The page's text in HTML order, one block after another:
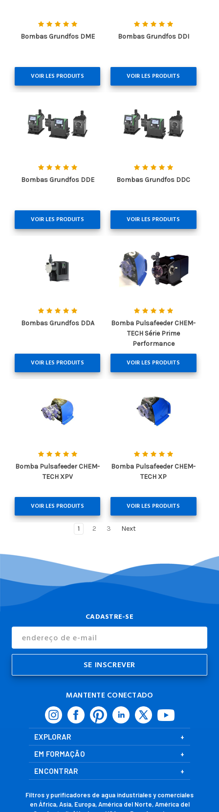
Bombas Grundfos DME
VOIR LES PRODUITS
Bombas Grundfos DDI
VOIR LES PRODUITS
Bombas Grundfos DDE
VOIR LES PRODUITS
Bombas Grundfos DDC
VOIR LES PRODUITS
Bombas Grundfos DDA
VOIR LES PRODUITS
Bomba Pulsafeeder CHEM-
TECH Série Prime
Performance
VOIR LES PRODUITS
Bomba Pulsafeeder CHEM-
TECH XPV
VOIR LES PRODUITS
Bomba Pulsafeeder CHEM-
TECH XP
VOIR LES PRODUITS
1 2 3 Next
CADASTRE-SE
E-
MANTENTE CONECTADO
EXPLORAR
EM FORMAÇÃO
ENCONTRAR
Filtros y purificadores de agua industriales y comerciales
en África, Asia, Europa, América del Norte, América del